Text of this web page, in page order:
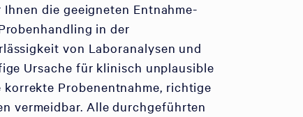
die geeigneten Entnahme-
in der
von Laboranalysen und
Ursache für klinisch unplausible
Probenentnahme, richtige
vermeidbar. Alle durchgeführten